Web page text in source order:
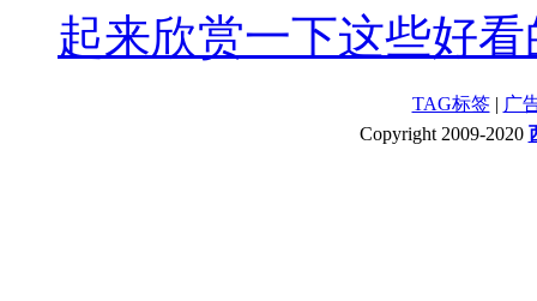
起来欣赏一下这些好
TAG标签 | 广
Copyright 2009-2020